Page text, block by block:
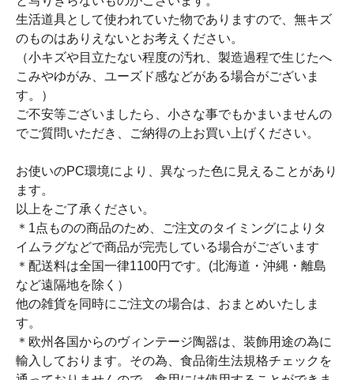
生活道具として使われていた物でありますので、無キズ
のものはありえないとお考えください。
（小キズや目立たない程度の汚れ、製造過程で生じたへ
こみやゆがみ、ユーズド感などがある場合がございま
す。）
ご不安等ございましたら、小さな事でもかまいませんの
でご質問いただき、ご納得の上お買い上げください。
お使いのPC環境により、異なった色に見えることがあり
ます。
以上をご了承ください。
＊1点ものの商品のため、ご注文のタイミングによりタ
イムラグなどで商品が完売している場合がございます
＊配送料は全国一律1100円です。(北海道・沖縄・離島
など遠隔地を除く）
他の雑貨を同時にご注文の場合は、おまとめいたしま
す。
＊欧州各国からのヴィンテージ陶器は、装飾用途の為に
輸入しております。その為、食品衛生法規格チェックを